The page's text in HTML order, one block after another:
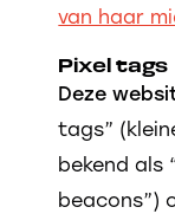
van haar
Pixel tags
Deze
tags”
bekend als
beacons”)